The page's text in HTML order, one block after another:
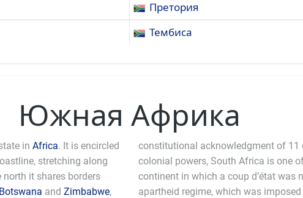
Претория
Тембиса
Южная Африка
in Africa. It is encircled
stretching along
it shares borders
Botswana and Zimbabwe,
constitutional acknowledgment of
colonial powers, South Africa is one
continent in which a coup d’état was
apartheid regime, which was